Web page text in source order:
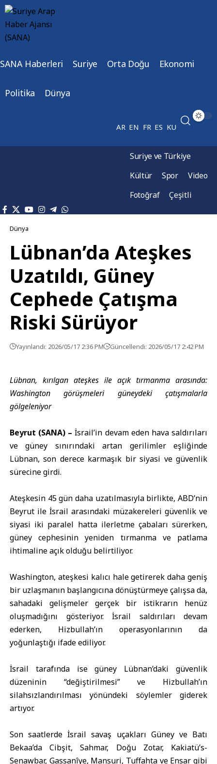
SANA Haberleri Suriye Orta Doğu Ekonomi
Politika Dünya
AR EN FR ES KU
Suriye ve Türkiye
Kültür
Spor
Video
Fotoğraf
Çeşitli
Dünya
Lübnan’da Ateşkes
Uzatıldı, Güney
Cephede Çatışma
Riski Sürüyor
Yayınlandı: 2026/05/17 2:36 PM Güncellendi: 2026/05/17 2:42 PM
Lübnan, kırılgan ateşkes ile açık tırmanma arasında:
Washington görüşmeleri güneydeki çatışmalarla
gölgeleniyor
Beyrut (SANA) –İsrail’in devam eden hava saldırıları
ve güney sınırındaki artan gerilimler eşliğinde
Lübnan, son derece karmaşık bir siyasi ve güvenlik
sürecine girdi.
Ateşkesin 45 gün daha uzatılmasıyla birlikte, ABD’nin
Beyrut ile İsrail arasındaki müzakereleri güvenlik ve
siyasi iki paralel hatta ilerletme çabaları sürerken,
güney cephesinin yeniden tırmanma ve patlama
ihtimaline açık olduğu belirtiliyor.
Washington, ateşkesi kalıcı hale getirerek daha geniş
bir uzlaşmanın başlangıcına dönüştürmeye çalışsa da,
sahadaki gelişmeler gerçek bir istikrarın henüz
oluşmadığını gösteriyor. İsrail saldırıları devam
ederken, Hizbullah’ın operasyonlarının da
yoğunlaştığı ifade ediliyor.
İsrail tarafında ise güney Lübnan’daki güvenlik
düzeninin “değiştirilmesi” ve Hizbullah’ın
silahsızlandırılması yönündeki söylemler giderek
artıyor.
Son saatlerde İsrail savaş uçakları Güney ve Batı
Bekaa’da Cibşit, Sahmar, Doğu Zotar, Kakiatü’s-
Senawbar, Gassanîye, Mansuri, Tuffahta ve Ensar gibi